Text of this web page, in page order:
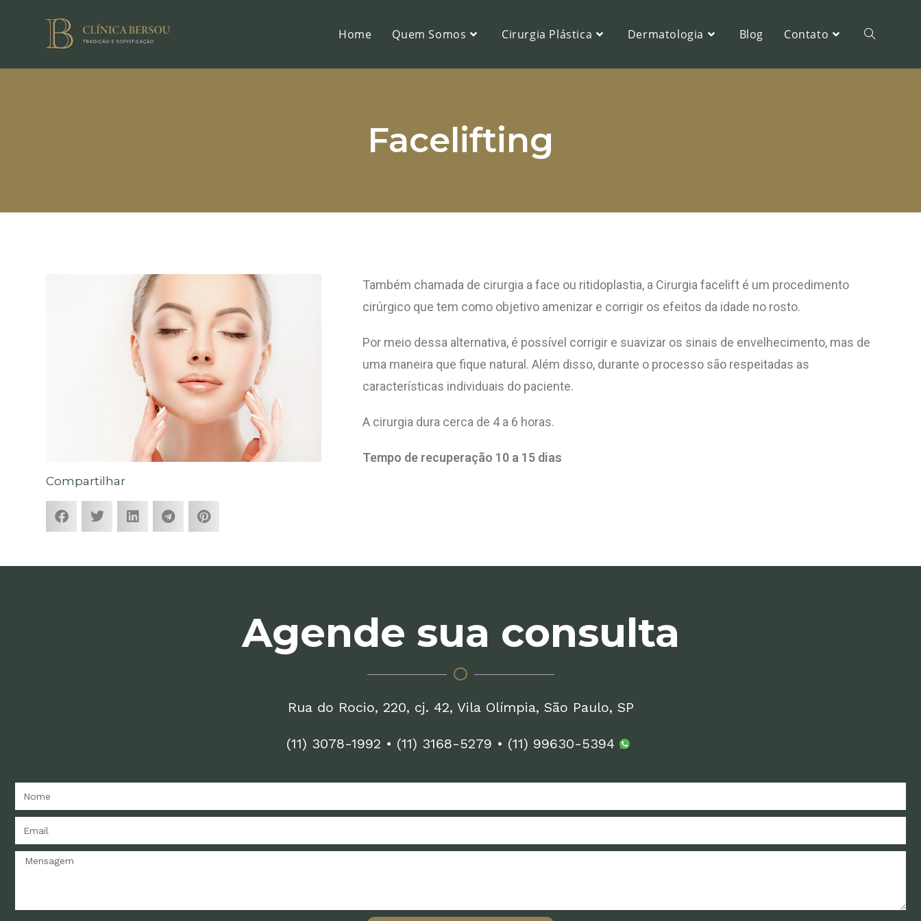
Home Quem Somos Cirurgia Plástica Dermatologia Blog Contato
Facelifting
Compartilhar
Também chamada de cirurgia a face ou ritidoplastia, a Cirurgia facelift é um procedimento
cirúrgico que tem como objetivo amenizar e corrigir os efeitos da idade no rosto.
Por meio dessa alternativa, é possível corrigir e suavizar os sinais de envelhecimento, mas de
uma maneira que fique natural. Além disso, durante o processo são respeitadas as
características individuais do paciente.
A cirurgia dura cerca de 4 a 6 horas.
Tempo de recuperação 10 a 15 dias
Agende sua consulta
Rua do Rocio, 220, cj. 42, Vila Olímpia, São Paulo, SP
(11) 3078-1992 • (11) 3168-5279 • (11) 99630-5394